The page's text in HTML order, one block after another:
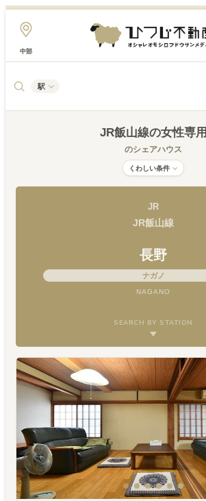
中部
駅
JR飯山線の女性専用
のシェアハウス
くわしい条件
JR
JR飯山線
長野
ナガノ
NAGANO
SEARCH BY STATION